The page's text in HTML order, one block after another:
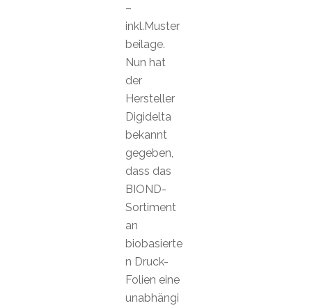
–
inkl.Muster
beilage.
Nun hat
der
Hersteller
Digidelta
bekannt
gegeben,
dass das
BIOND-
Sortiment
an
biobasierte
n Druck-
Folien eine
unabhängi